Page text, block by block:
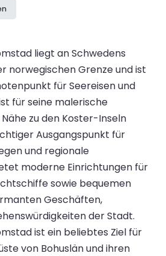
liegt an Schwedens
norwegischen Grenze und ist
für Seereisen und
für seine malerische
zu den Koster-Inseln
Ausgangspunkt für
und regionale
moderne Einrichtungen für
sowie bequemen
Geschäften,
der Stadt.
ist ein beliebtes Ziel für
von Bohuslän und ihren